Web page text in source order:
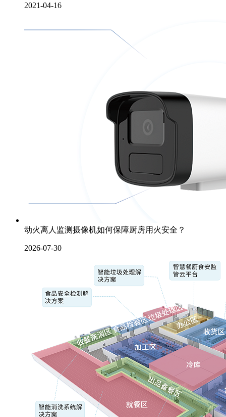
2021-04-16
动火离人监测摄像机如何保障厨房用火安全？
2026-07-30